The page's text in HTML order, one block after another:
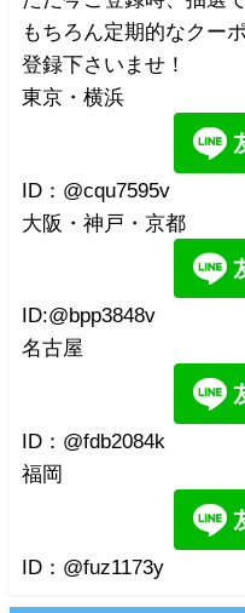
もちろん定期的なクー
登録下さいませ！
東京・横浜
ID：@cqu7595v
大阪・神戸・京都
ID:@bpp3848v
名古屋
ID：@fdb2084k
福岡
ID：@fuz1173y